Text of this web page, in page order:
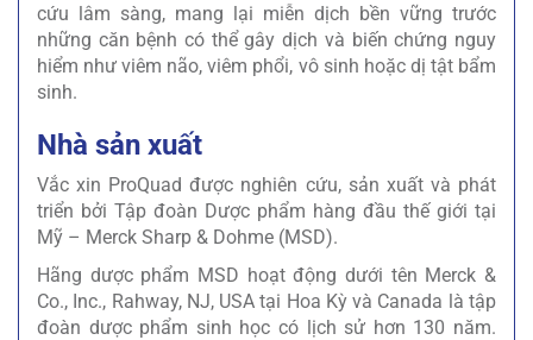
cứu lâm sàng, mang lại miễn dịch bền vững trước
những căn bệnh có thể gây dịch và biến chứng nguy
hiểm như viêm não, viêm phổi, vô sinh hoặc dị tật bẩm
sinh.
Nhà sản xuất
Vắc xin ProQuad được nghiên cứu, sản xuất và phát
triển bởi Tập đoàn Dược phẩm hàng đầu thế giới tại
Mỹ – Merck Sharp & Dohme (MSD).
Hãng dược phẩm MSD hoạt động dưới tên Merck &
Co., Inc., Rahway, NJ, USA tại Hoa Kỳ và Canada là tập
đoàn dược phẩm sinh học có lịch sử hơn 130 năm.